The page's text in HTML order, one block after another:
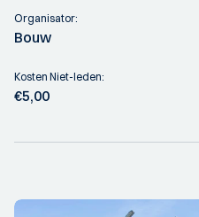
Organisator:
Bouw
Kosten Niet-leden:
€5,00